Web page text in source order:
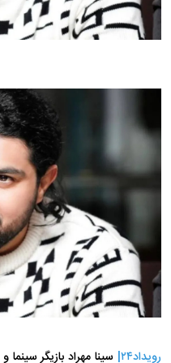
رویداد۲۴|
سینا مهراد بازیگر